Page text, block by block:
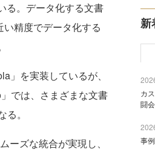
る。データ化する文書
精度でデータ化する
を実装しているが、
では、さまざまな文書
。
ズな統合が実現し、
新
カ
闘
事